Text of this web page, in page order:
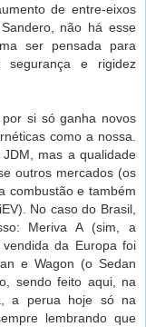
de entre-eixos
não há esse
ser pensada para
segurança e rigidez
si só ganha novos
como a nossa.
mas a qualidade
outros mercados (os
combustão e também
No caso do Brasil,
Meriva A (sim, a
da Europa foi
e Wagon (o Sedan
sendo feito aqui, na
a perua hoje só na
lembrando que